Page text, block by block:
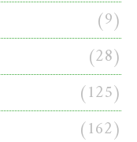
(9)
(28)
(125)
(162)